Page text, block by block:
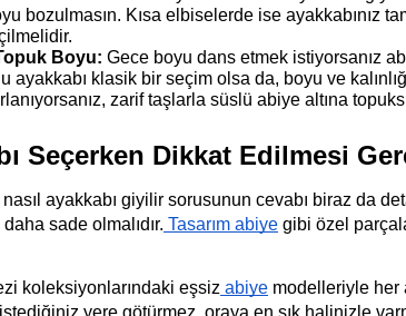
bozulmasın. Kısa elbiselerde ise ayakkabınız
Boyu: Gece boyu dans etmek istiyorsanız
ayakkabı klasik bir seçim olsa da, boyu ve
zarif taşlarla süslü abiye altına
Seçerken Dikkat Edilmesi
ayakkabı giyilir sorusunun cevabı biraz da
daha sade olmalıdır. Tasarım abiye gibi özel
koleksiyonlarındaki eşsiz abiye modelleriyle her
yere götürmez, oraya en şık halinizle